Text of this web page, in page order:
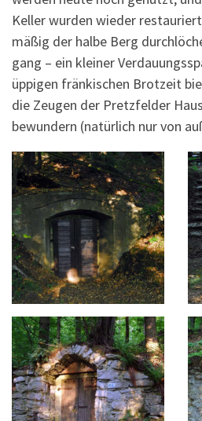
Kel­ler wur­den wie­der
mä­ßig der hal­be Berg
gang – ein klei­ner
üppi­gen frän­ki­schen Brot­zeit
die Zeu­gen der Pretz­fel­der
bewun­dern (natür­lich nur von